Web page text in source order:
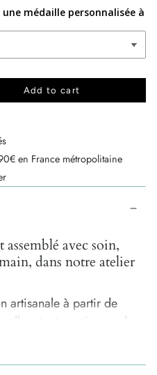
médaille personnalisée à
Add to cart
en France métropolitaine
avec soin,
dans notre atelier
artisanale à partir de
toutes uniques, de
de formes et de couleurs